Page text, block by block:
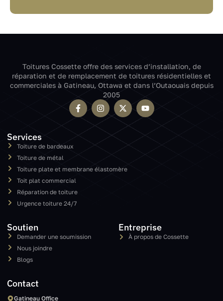
Toitures Cossette offre des services d’installation, de
réparation et de remplacement de toitures résidentielles et
commerciales à Gatineau, Ottawa et dans l’Outaouais depuis
2005
Services
Toiture de bardeaux
Toiture de métal
Toiture plate et membrane élastomère
Toit plat commercial
Réparation de toiture
Urgence toiture 24/7
Soutien
Demander une soumission
Nous joindre
Blogs
Entreprise
À propos de Cossette
Contact
Gatineau Office